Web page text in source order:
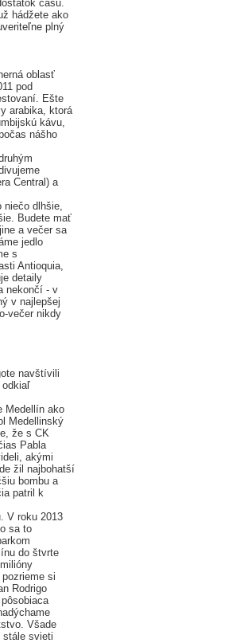
času.
hádžete ako
plný
oblasť
pod
Ešte
arabika, ktorá
kávu,
nášho
Central) a
niečo dlhšie,
Budete mať
a večer sa
jedlo
s
Antioquia,
detaily
nekončí - v
v najlepšej
večer nikdy
navštívili
odkiaľ
Medellín ako
Medellinský
že s CK
Pabla
akými
žil najbohatší
bombu a
patril k
V roku 2013
sa to
do štvrte
si
Rodrigo
Všade
stále svieti